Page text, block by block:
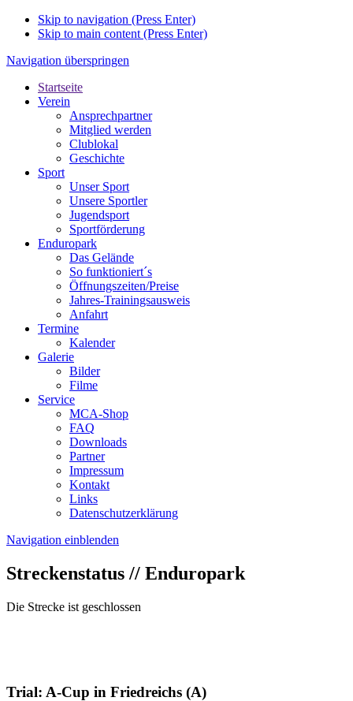
Skip to navigation (Press Enter)
Skip to main content (Press Enter)
Navigation überspringen
Startseite
Verein
Ansprechpartner
Mitglied werden
Clublokal
Geschichte
Sport
Unser Sport
Unsere Sportler
Jugendsport
Sportförderung
Enduropark
Das Gelände
So funktioniert´s
Öffnungszeiten/Preise
Jahres-Trainingsausweis
Anfahrt
Termine
Kalender
Galerie
Bilder
Filme
Service
MCA-Shop
FAQ
Downloads
Partner
Impressum
Kontakt
Links
Datenschutzerklärung
Navigation einblenden
Streckenstatus // Enduropark
Die Strecke ist geschlossen
Trial: A-Cup in Friedreichs (A)